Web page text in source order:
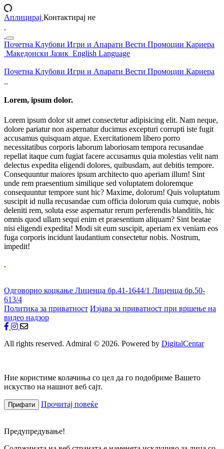
Аплицирај Контактирај не
Почетна Клубови Игри и Апарати Вести Промоции Кариера
Македонски Јазик English Language
Почетна Клубови Игри и Апарати Вести Промоции Кариера
Lorem, ipsum dolor.
Lorem ipsum dolor sit amet consectetur adipisicing elit. Nam neque,
dolore pariatur non aspernatur ducimus excepturi corrupti iste fugit
accusamus quisquam atque. Exercitationem libero porro
necessitatibus corporis laborum laboriosam tempora recusandae
repellat itaque cum fugiat facere accusamus quia molestias velit nam
delectus expedita eligendi dolores, quibusdam, aut debitis tempore.
Consequuntur maiores ipsum architecto quo aperiam illum! Sint
unde rem praesentium similique sed voluptatem doloremque
consequuntur tempore sunt hic? Maxime, dolorum! Quis voluptatum
suscipit id nulla recusandae cum officia dolorum quia cumque, nobis
deleniti rem, soluta esse aspernatur rerum perferendis blanditiis, hic
omnis quod ullam sequi enim et praesentium aliquam? Sint beatae
nisi eligendi expedita! Modi sit eum suscipit, aperiam ex veniam eos
fuga corporis incidunt laudantium consectetur nobis. Nostrum,
impedit!
Одговорно коцкање Лиценца бр.41-1644/1 Лиценца бр.50-
613/4
Политика за приватност Изјава за приватност при вршење на
видео надзор
All rights reserved. Admiral © 2026. Powered by DigitalCentar
Ние користиме колачиња со цел да го подобриме Вашето
искуство на нашиот веб сајт.
Прифати Прочитај повеќе
Предупредување!